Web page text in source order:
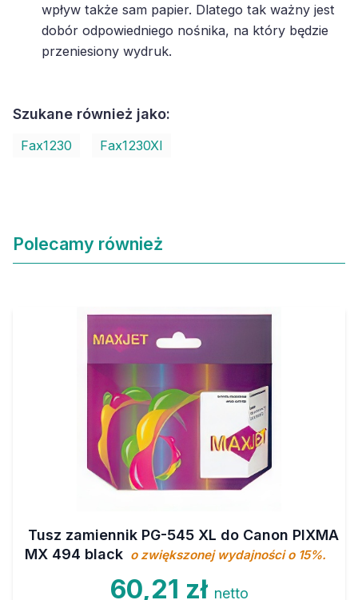
wpływ także sam papier. Dlatego tak ważny jest
dobór odpowiedniego nośnika, na który będzie
przeniesiony wydruk.
Szukane również jako:
Fax1230 Fax1230XI
Polecamy również
Tusz zamiennik PG-545 XL do Canon PIXMA
MX 494 black o zwiększonej wydajności o 15%.
60,21 zł netto